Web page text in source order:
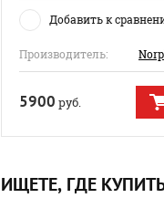
Добавить к
Производитель:
5900 руб.
ИЩЕТЕ, ГДЕ КУПИТЬ